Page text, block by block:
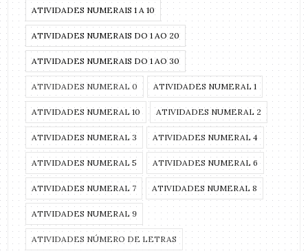
ATIVIDADES NUMERAIS 1 A 10
ATIVIDADES NUMERAIS DO 1 AO 20
ATIVIDADES NUMERAIS DO 1 AO 30
ATIVIDADES NUMERAL 0 ATIVIDADES NUMERAL 1
ATIVIDADES NUMERAL 10 ATIVIDADES NUMERAL 2
ATIVIDADES NUMERAL 3 ATIVIDADES NUMERAL 4
ATIVIDADES NUMERAL 5 ATIVIDADES NUMERAL 6
ATIVIDADES NUMERAL 7 ATIVIDADES NUMERAL 8
ATIVIDADES NUMERAL 9
ATIVIDADES NÚMERO DE LETRAS